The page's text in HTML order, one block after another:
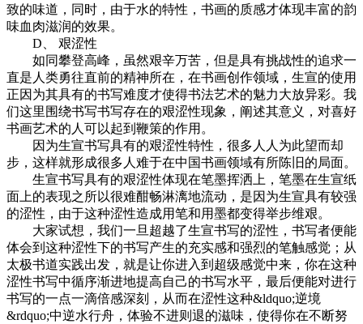
致的味道，同时，由于水的特性，书画的质感才体现丰富的韵
味血肉滋润的效果。
D、 艰涩性
如同攀登高峰，虽然艰辛万苦，但是具有挑战性的追求一
直是人类勇往直前的精神所在，在书画创作领域，生宣的使用
正因为其具有的书写难度才使得书法艺术的魅力大放异彩。我
们这里围绕书写书写存在的艰涩性现象，阐述其意义，对喜好
书画艺术的人可以起到鞭策的作用。
因为生宣书写具有的艰涩性特性，很多人人为此望而却
步，这样就形成很多人难于在中国书画领域有所陈旧的局面。
生宣书写具有的艰涩性体现在笔墨挥洒上，笔墨在生宣纸
面上的表现之所以很难酣畅淋漓地流动，是因为生宣具有较强
的涩性，由于这种涩性造成用笔和用墨都变得举步维艰。
大家试想，我们一旦超越了生宣书写的涩性，书写者便能
体会到这种涩性下的书写产生的充实感和强烈的笔触感觉；从
太极书道实践出发，就是让你进入到超级感觉中来，你在这种
涩性书写中循序渐进地提高自己的书写水平，最后便能对进行
书写的一点一滴倍感深刻，从而在涩性这种&ldquo;逆境
&rdquo;中逆水行舟，体验不进则退的滋味，使得你在不断努